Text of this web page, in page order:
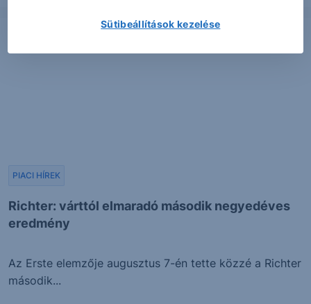
Richter: várttól elmaradó második negyedéves
eredmény
PIACI HÍREK
Az Erste elemzője augusztus 7-én tette közzé a Richter
második...
Sütibeállítások kezelése